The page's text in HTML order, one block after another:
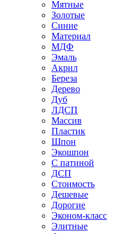
Мятные
Золотые
Синие
Материал
МДФ
Эмаль
Акрил
Береза
Дерево
Дуб
ЛДСП
Массив
Пластик
Шпон
Экошпон
С патиной
ДСП
Стоимость
Дешевые
Дорогие
Эконом-класс
Элитные